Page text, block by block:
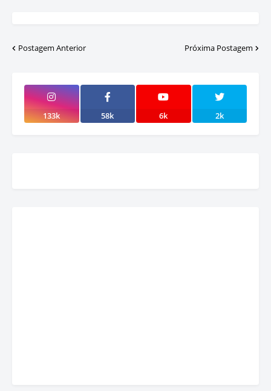
Postagem Anterior Próxima Postagem
133k 58k 6k 2k